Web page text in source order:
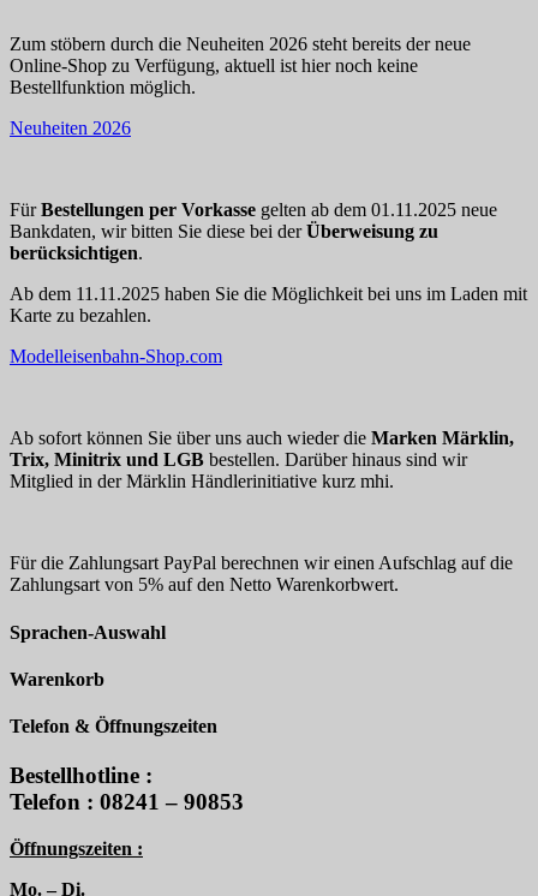
Zum stöbern durch die Neuheiten 2026 steht bereits der neue
Online-Shop zu Verfügung, aktuell ist hier noch keine
Bestellfunktion möglich.
Neuheiten 2026
FürBestellungen per Vorkasse gelten ab dem 01.11.2025 neue
Bankdaten, wir bitten Sie diese bei derÜberweisung zu
berücksichtigen.
Ab dem 11.11.2025 haben Sie die Möglichkeit bei uns im Laden mit
Karte zu bezahlen.
Modelleisenbahn-Shop.com
Ab sofort können Sie über uns auch wieder die Marken Märklin,
Trix, Minitrix und LGB bestellen. Darüber hinaus sind wir
Mitglied in der Märklin Händlerinitiative kurz mhi.
Für die Zahlungsart PayPal berechnen wir einen Aufschlag auf die
Zahlungsart von 5% auf den Netto Warenkorbwert.
Sprachen-Auswahl
Warenkorb
Telefon & Öffnungszeiten
Bestellhotline :
Telefon : 08241 – 90853
Öffnungszeiten :
Mo. – Di.